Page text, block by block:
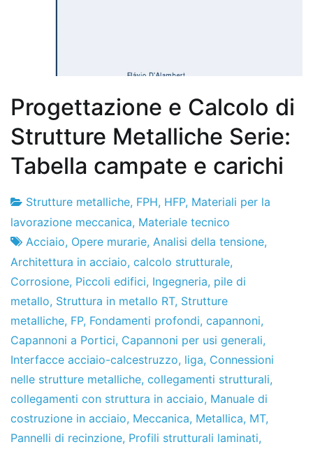
Progettazione e Calcolo di
Strutture Metalliche Serie:
Tabella campate e carichi
Fabbrica
di
progetti
3
di
maggio
del
2013
Strutture metalliche, FPH, HFP, Materiali per la
lavorazione meccanica, Materiale tecnico
Acciaio, Opere murarie, Analisi della tensione,
Architettura in acciaio, calcolo strutturale,
Corrosione, Piccoli edifici, Ingegneria, pile di
metallo, Struttura in metallo RT, Strutture
metalliche, FP, Fondamenti profondi, capannoni,
Capannoni a Portici, Capannoni per usi generali,
Interfacce acciaio-calcestruzzo, liga, Connessioni
nelle strutture metalliche, collegamenti strutturali,
collegamenti con struttura in acciaio, Manuale di
costruzione in acciaio, Meccanica, Metallica, MT,
Pannelli di recinzione, Profili strutturali laminati,